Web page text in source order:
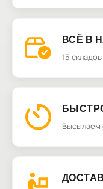
ВСЁ В
15
Высылаем